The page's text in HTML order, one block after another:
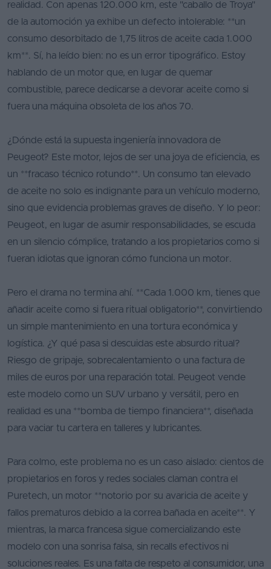
realidad. Con apenas 120.000 km, este "caballo de Troya"
de la automoción ya exhibe un defecto intolerable: **un
consumo desorbitado de 1,75 litros de aceite cada 1.000
km**. Sí, ha leído bien: no es un error tipográfico. Estoy
hablando de un motor que, en lugar de quemar
combustible, parece dedicarse a devorar aceite como si
fuera una máquina obsoleta de los años 70.
¿Dónde está la supuesta ingeniería innovadora de
Peugeot? Este motor, lejos de ser una joya de eficiencia, es
un **fracaso técnico rotundo**. Un consumo tan elevado
de aceite no solo es indignante para un vehículo moderno,
sino que evidencia problemas graves de diseño. Y lo peor:
Peugeot, en lugar de asumir responsabilidades, se escuda
en un silencio cómplice, tratando a los propietarios como si
fueran idiotas que ignoran cómo funciona un motor.
Pero el drama no termina ahí. **Cada 1.000 km, tienes que
añadir aceite como si fuera ritual obligatorio**, convirtiendo
un simple mantenimiento en una tortura económica y
logística. ¿Y qué pasa si descuidas este absurdo ritual?
Riesgo de gripaje, sobrecalentamiento o una factura de
miles de euros por una reparación total. Peugeot vende
este modelo como un SUV urbano y versátil, pero en
realidad es una **bomba de tiempo financiera**, diseñada
para vaciar tu cartera en talleres y lubricantes.
Para colmo, este problema no es un caso aislado: cientos de
propietarios en foros y redes sociales claman contra el
Puretech, un motor **notorio por su avaricia de aceite y
fallos prematuros debido a la correa bañada en aceite**. Y
mientras, la marca francesa sigue comercializando este
modelo con una sonrisa falsa, sin recalls efectivos ni
soluciones reales. Es una falta de respeto al consumidor, una